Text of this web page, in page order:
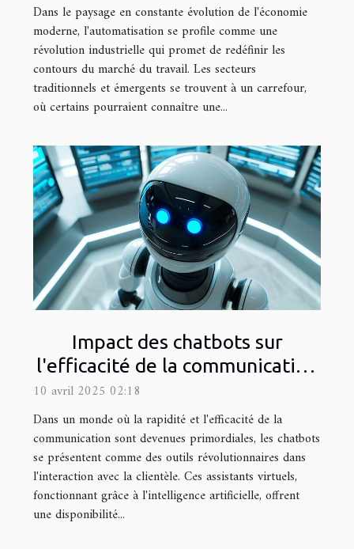
Dans le paysage en constante évolution de l'économie
moderne, l'automatisation se profile comme une
révolution industrielle qui promet de redéfinir les
contours du marché du travail. Les secteurs
traditionnels et émergents se trouvent à un carrefour,
où certains pourraient connaître une...
Impact des chatbots sur
l'efficacité de la communication
10 avril 2025 02:18
Dans un monde où la rapidité et l'efficacité de la
communication sont devenues primordiales, les chatbots
se présentent comme des outils révolutionnaires dans
l'interaction avec la clientèle. Ces assistants virtuels,
fonctionnant grâce à l'intelligence artificielle, offrent
une disponibilité...